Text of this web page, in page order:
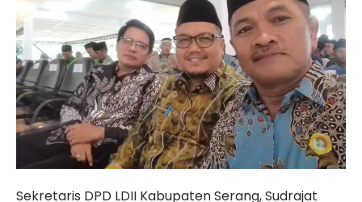
Sekretaris DPD LDII Kabupaten Serang, Sudrajat